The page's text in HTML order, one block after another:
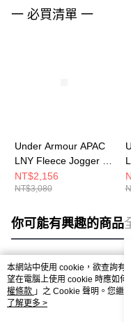
一 必買清單 一
Under Armour APAC
LNY Fleece Jogger 男
長褲 6014314-001
NT$2,156
NT$3,080
你可能有興趣的商品
熱門標籤
本網站中使用 cookie，欲查詢有
望在電腦上使用 cookie 時應如
權條款 」之 Cookie 聲明。您繼
用條款之 Cookie 聲明使用 cookie
了解更多 >